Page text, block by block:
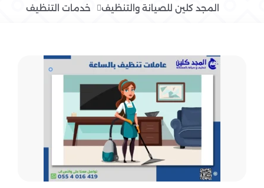
المجد كلين للصيانة والتنظيف خدمات التنظيف